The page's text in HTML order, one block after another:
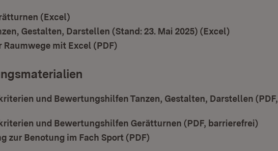
(Excel)
Gestalten, Darstellen (Stand: 23. Mai 2025) (Excel)
Raumwege mit Excel (PDF)
und Bewertungshilfen Tanzen, Gestalten, Darstellen (PDF,
und Bewertungshilfen Gerätturnen (PDF, barrierefrei)
zur Benotung im Fach Sport (PDF)